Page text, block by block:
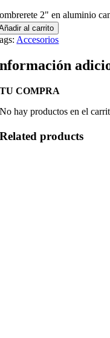
2" en aluminio
al carrito
Accesorios
TU COMPRA
No hay productos en el
Related products